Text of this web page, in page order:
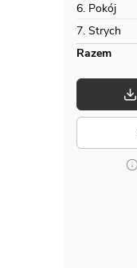
6. Pokój
7. Strych
Razem